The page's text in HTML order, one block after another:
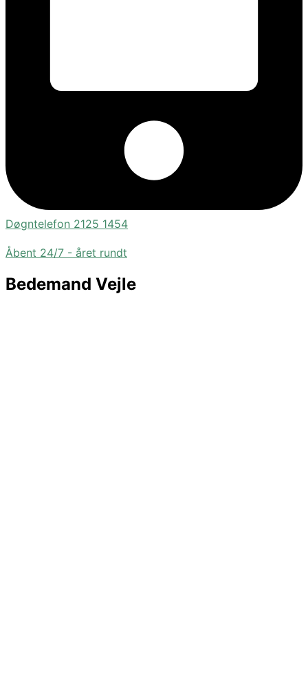
Døgntelefon 2125 1454
Åbent 24/7 - året rundt
Bedemand Vejle